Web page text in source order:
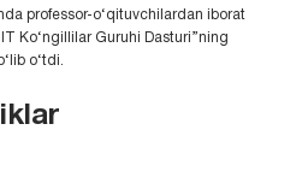
professor-o‘qituvchilardan iborat
Ko‘ngillilar Guruhi Dasturi”ning
o‘tdi.